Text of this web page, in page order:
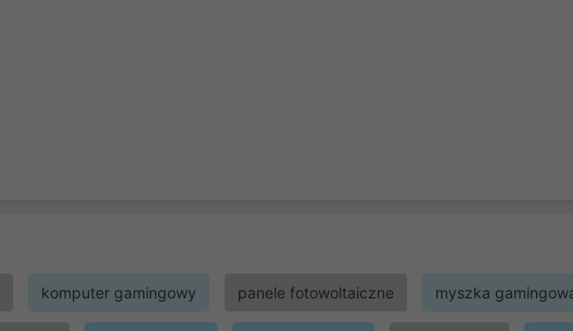
komputer gamingowy panele fotowoltaiczne myszka